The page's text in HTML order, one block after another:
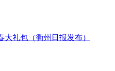
大礼包（衢州日报发布）